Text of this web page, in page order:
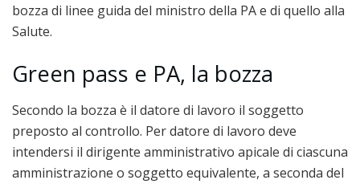
bozza di linee guida del ministro della PA e di quello alla
Salute.
Green pass e PA, la bozza
Secondo la bozza è il datore di lavoro il soggetto
preposto al controllo. Per datore di lavoro deve
intendersi il dirigente amministrativo apicale di ciascuna
amministrazione o soggetto equivalente, a seconda del